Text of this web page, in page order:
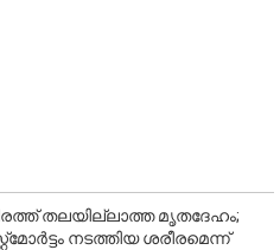
തലയില്ലാത്ത മൃതദേഹം;
നടത്തിയ ശരീരമെന്ന്